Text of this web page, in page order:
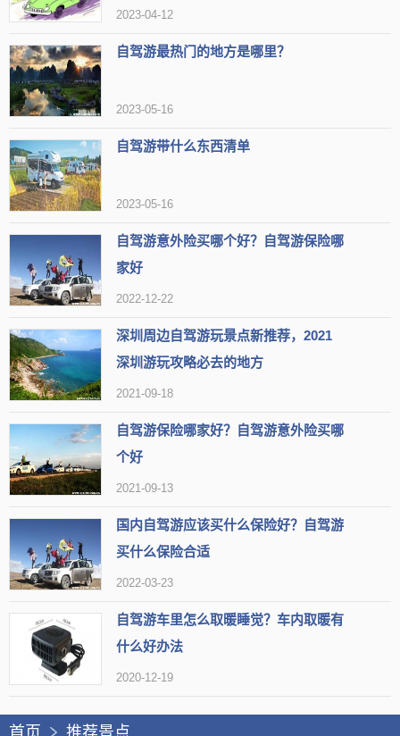
停车方便
【网友印象】
评论1：来这里可以让女士们感受到浓厚的文化氛围，也可以让她们尽
情享受生活的美好
评论3：十里荷塘荷花开放，欢迎艾特小伙伴来打卡。
组图
类型 公园
地区
热度 1.9万人近期来过
【简介】滨城区的秦皇河公园是一个美丽宜人的公园，有着迷人
【开放时间】00:00-24:00
【地址】山东省滨州市滨城区渤海十九路
适合春天游玩 免费项目 适合赏花 户外景点
赏郁金香 自然景观 24小时
可以呼吸新鲜空气
【网友印象】
评论1：公园绿化好，是妈妈最喜欢的地方，经常踏青。
评论2：与自然和谐相处，领略到许多不同的美丽风景。
2023-04-12
自驾游最热门的地方是哪里？
2023-05-16
自驾游带什么东西清单
2023-05-16
自驾游意外险买哪个好？自驾游保险哪
家好
2022-12-22
深圳周边自驾游玩景点新推荐，2021
深圳游玩攻略必去的地方
2021-09-18
自驾游保险哪家好？自驾游意外险买哪
个好
2021-09-13
国内自驾游应该买什么保险好？自驾游
买什么保险合适
2022-03-23
自驾游车里怎么取暖睡觉？车内取暖有
什么好办法
2020-12-19
首页 推荐景点